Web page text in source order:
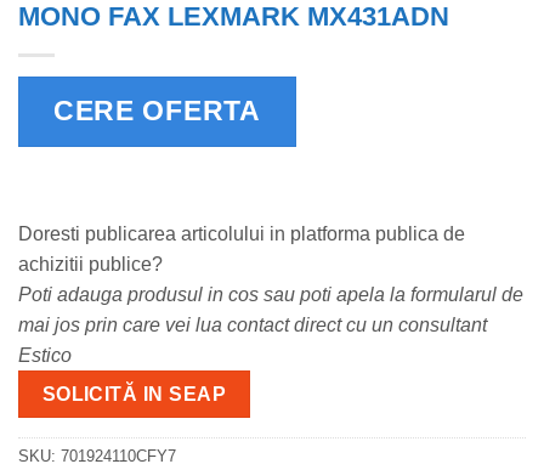
MONO FAX LEXMARK MX431ADN
CERE OFERTA
Doresti publicarea articolului in platforma publica de
achizitii publice?
Poti adauga produsul in cos sau poti apela la formularul de
mai jos prin care vei lua contact direct cu un consultant
Estico
SOLICITĂ IN SEAP
SKU: 701924110CFY7